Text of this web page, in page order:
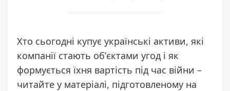
Хто сьогодні купує українські активи, які
компанії стають обʼєктами угод і як
формується їхня вартість під час війни –
читайте у матеріалі, підготовленому на